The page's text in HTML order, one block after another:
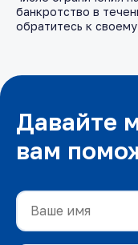
банкротство в
обратитесь к
Давайте
вам